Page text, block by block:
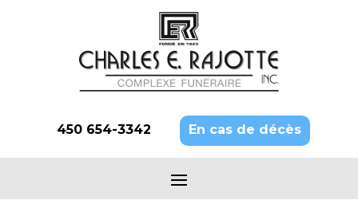
450 654-3342 En cas de décès